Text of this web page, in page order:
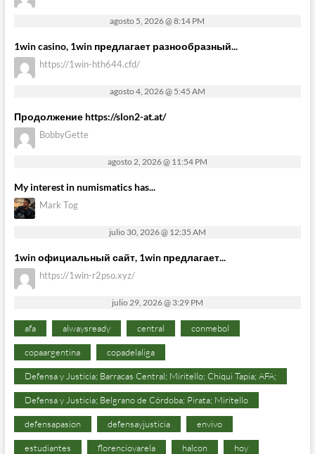
agosto 5, 2026 @ 8:14 PM
1win casino, 1win предлагает разнообразный...
https://1win-hth644.cfd/
agosto 4, 2026 @ 5:45 AM
Продолжение https://slon2-at.at/
BobbyGette
agosto 2, 2026 @ 11:54 PM
My interest in numismatics has...
Mark Tog
julio 30, 2026 @ 12:35 AM
1win официальный сайт, 1win предлагает...
https://1win-r2pso.xyz/
julio 29, 2026 @ 3:29 PM
afa alwaysready central conmebol
copaargentina copadelaliga
Defensa y Justicia; Barracas Central; Miritello; Chiqui Tapia; AFA;
Defensa y Justicia; Belgrano de Córdoba; Pirata; Miritello
defensapasion defensayjusticia envivo
estudiantes florenciovarela halcon hoy